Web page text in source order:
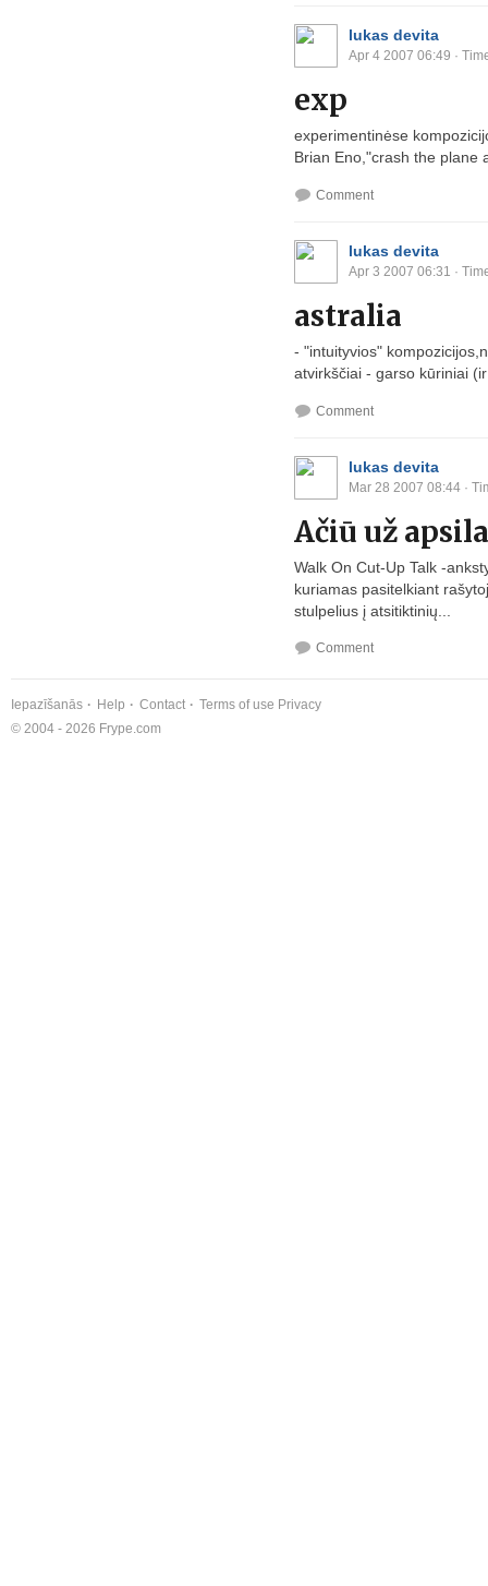
lukas devita
Apr 4 2007 06:49 ·
exp
experimentinėse
Brian Eno,"crash the plane
Comment
lukas devita
Apr 3 2007 06:31 ·
astralia
- "intuityvios"
atvirkščiai - garso kūriniai
Comment
lukas devita
Mar 28 2007 08:44 ·
Ačiū už
Walk On Cut-Up Talk -
kuriamas pasitelkiant
stulpelius į atsitiktinių...
Comment
Iepazīšanās Help Contact Terms of use Privacy
© 2004 - 2026 Frype.com